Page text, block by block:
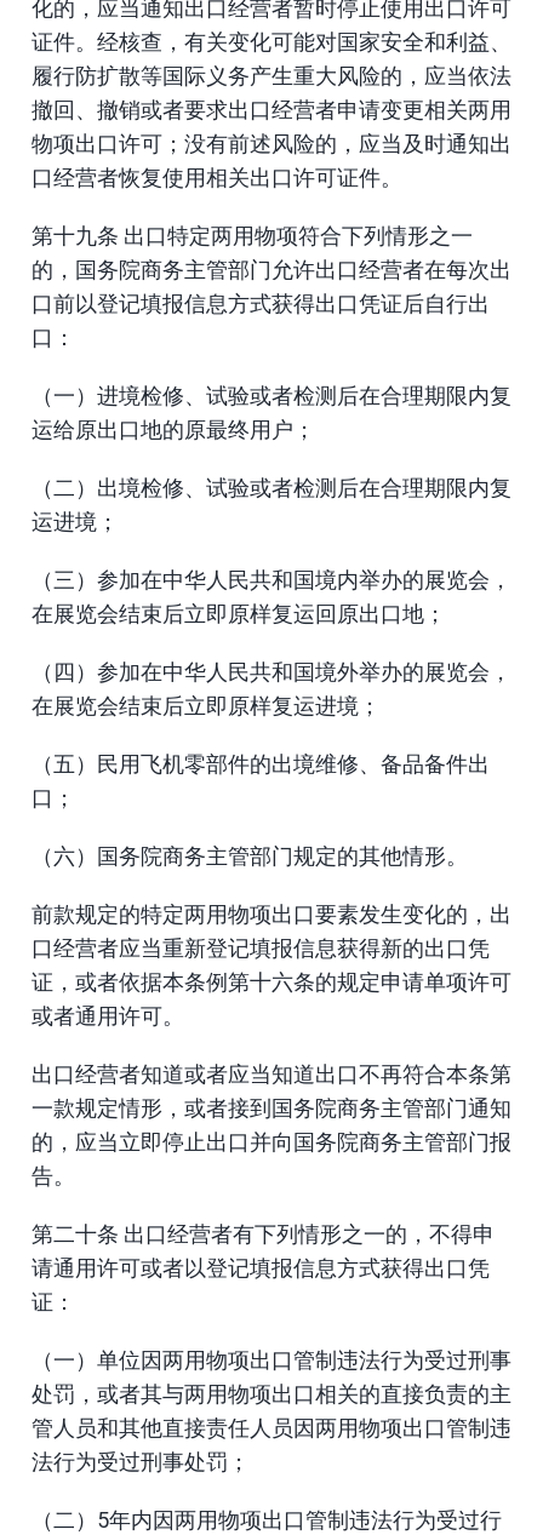
化的，应当通知出口经营者暂时停止使用出口许可
证件。经核查，有关变化可能对国家安全和利益、
履行防扩散等国际义务产生重大风险的，应当依法
撤回、撤销或者要求出口经营者申请变更相关两用
物项出口许可；没有前述风险的，应当及时通知出
口经营者恢复使用相关出口许可证件。
第十九条 出口特定两用物项符合下列情形之一
的，国务院商务主管部门允许出口经营者在每次出
口前以登记填报信息方式获得出口凭证后自行出
口：
（一）进境检修、试验或者检测后在合理期限内复
运给原出口地的原最终用户；
（二）出境检修、试验或者检测后在合理期限内复
运进境；
（三）参加在中华人民共和国境内举办的展览会，
在展览会结束后立即原样复运回原出口地；
（四）参加在中华人民共和国境外举办的展览会，
在展览会结束后立即原样复运进境；
（五）民用飞机零部件的出境维修、备品备件出
口；
（六）国务院商务主管部门规定的其他情形。
前款规定的特定两用物项出口要素发生变化的，出
口经营者应当重新登记填报信息获得新的出口凭
证，或者依据本条例第十六条的规定申请单项许可
或者通用许可。
出口经营者知道或者应当知道出口不再符合本条第
一款规定情形，或者接到国务院商务主管部门通知
的，应当立即停止出口并向国务院商务主管部门报
告。
第二十条 出口经营者有下列情形之一的，不得申
请通用许可或者以登记填报信息方式获得出口凭
证：
（一）单位因两用物项出口管制违法行为受过刑事
处罚，或者其与两用物项出口相关的直接负责的主
管人员和其他直接责任人员因两用物项出口管制违
法行为受过刑事处罚；
（二）5年内因两用物项出口管制违法行为受过行